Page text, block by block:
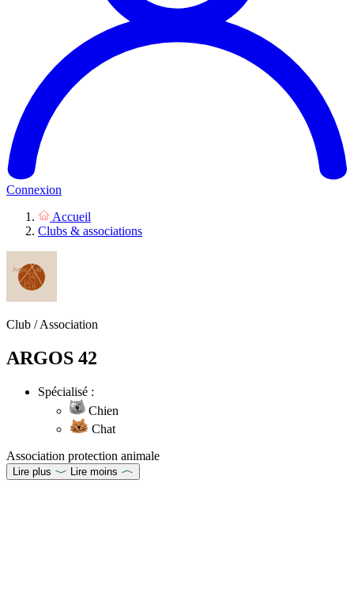
Connexion
Accueil
Clubs & associations
Club / Association
ARGOS 42
Spécialisé :
Chien
Chat
Association protection animale
Lire plus Lire moins